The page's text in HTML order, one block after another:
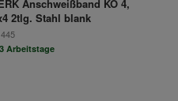
Anschweißband KO 4,
2tlg. Stahl blank
Arbeitstage